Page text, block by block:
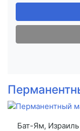
Бат-Ям, Израиль